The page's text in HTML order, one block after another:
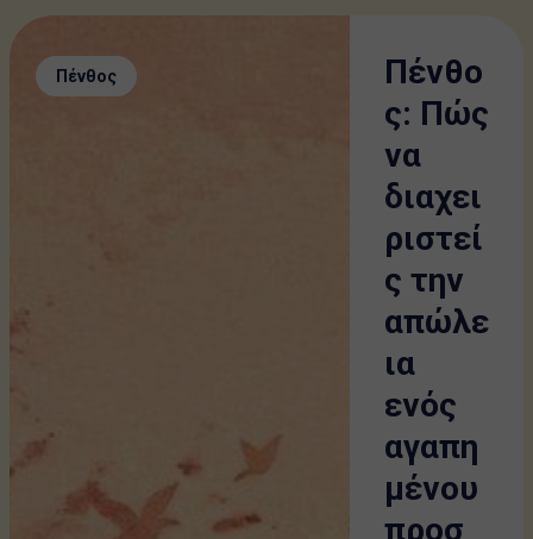
Πένθος
Πένθο
ς: Πώς
να
διαχει
ριστεί
ς την
απώλε
ια
ενός
αγαπη
μένου
προσ